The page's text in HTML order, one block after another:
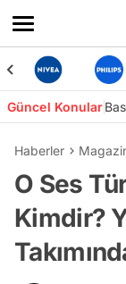
Güncel Konular
Haberler
O Ses
Kimdir?